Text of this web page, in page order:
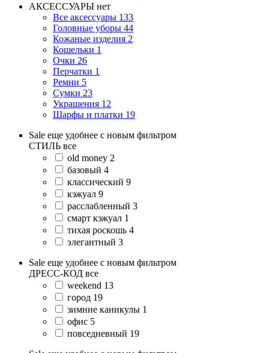
АКСЕССУАРЫ нет
Все аксессуары 133
Головные уборы 44
Кожаные изделия 2
Кошельки 1
Очки 26
Перчатки 1
Ремни 5
Сумки 23
Украшения 12
Шарфы и платки 19
Sale еще удобнее с новым фильтром
СТИЛЬ все
old money 2
базовый 4
классический 9
кэжуал 9
расслабленный 3
смарт кэжуал 1
тихая роскошь 4
элегантный 3
Sale еще удобнее с новым фильтром
ДРЕСС-КОД все
weekend 13
город 19
зимние каникулы 1
офис 5
повседневный 19